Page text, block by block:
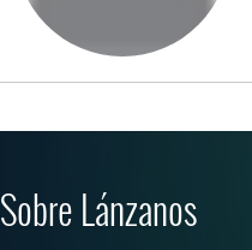
Sobre Lánzanos